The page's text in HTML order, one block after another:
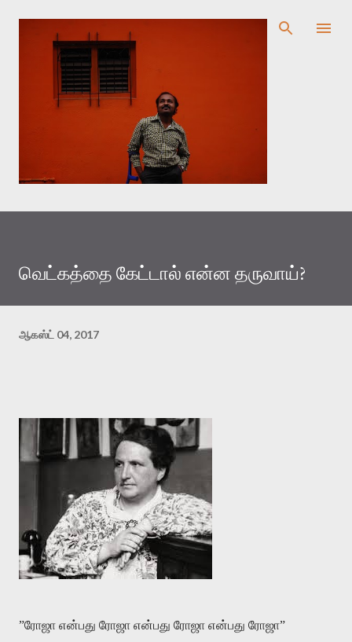
முதன்மை உள்ளடக்கத்திற்குச் செல்
வெட்கத்தை கேட்டால் என்ன தருவாய்?
ஆகஸ்ட் 04, 2017
”ரோஜா என்பது ரோஜா என்பது ரோஜா என்பது ரோஜா”